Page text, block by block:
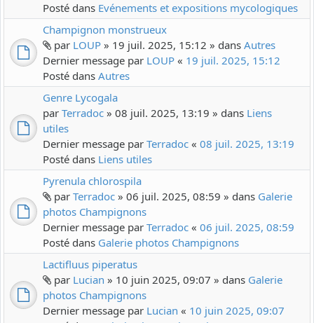
Posté dans Evénements et expositions mycologiques
Champignon monstrueux
par LOUP » 19 juil. 2025, 15:12 » dans Autres
Dernier message par LOUP « 19 juil. 2025, 15:12
Posté dans Autres
Genre Lycogala
par Terradoc » 08 juil. 2025, 13:19 » dans Liens
utiles
Dernier message par Terradoc « 08 juil. 2025, 13:19
Posté dans Liens utiles
Pyrenula chlorospila
par Terradoc » 06 juil. 2025, 08:59 » dans Galerie
photos Champignons
Dernier message par Terradoc « 06 juil. 2025, 08:59
Posté dans Galerie photos Champignons
Lactifluus piperatus
par Lucian » 10 juin 2025, 09:07 » dans Galerie
photos Champignons
Dernier message par Lucian « 10 juin 2025, 09:07